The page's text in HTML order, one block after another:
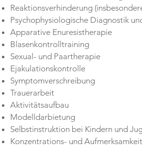
Reaktionsverhinderung
Psychophysiologische Diagnostik
Apparative Enuresistherapie
Blasenkontrolltraining
Sexual- und Paartherapie
Ejakulationskontrolle
Symptomverschreibung
Trauerarbeit
Aktivitätsaufbau
Modelldarbietung
Selbstinstruktion bei Kindern und
Konzentrations- und